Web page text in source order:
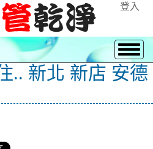
登入
.. 新北 新店 安德